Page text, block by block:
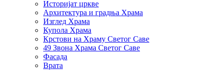
Историјат цркве
Архитектура и градња Храма
Изглед Храма
Купола Храма
Крстови на Храму Светог Саве
49 Звона Храма Светог Саве
Фасада
Врата